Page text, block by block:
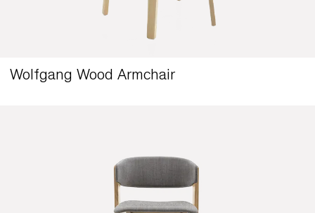
Wolfgang Wood Armchair